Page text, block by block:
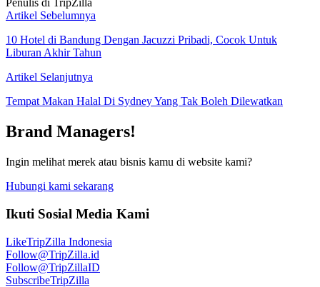
Penulis di TripZilla
Artikel Sebelumnya
10 Hotel di Bandung Dengan Jacuzzi Pribadi, Cocok Untuk
Liburan Akhir Tahun
Artikel Selanjutnya
Tempat Makan Halal Di Sydney Yang Tak Boleh Dilewatkan
Brand Managers!
Ingin melihat merek atau bisnis kamu di website kami?
Hubungi kami sekarang
Ikuti Sosial Media Kami
LikeTripZilla Indonesia
Follow@TripZilla.id
Follow@TripZillaID
SubscribeTripZilla